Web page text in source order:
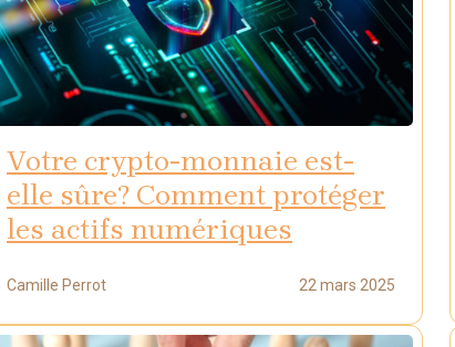
Votre crypto-monnaie est-
elle sûre? Comment protéger
les actifs numériques
Camille Perrot 22 mars 2025